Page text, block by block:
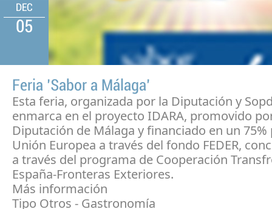
DEC
05
Feria 'Sabor a Málaga'
Esta feria, organizada por la Diputación y
enmarca en el proyecto IDARA, promovido
Diputación de Málaga y financiado en un 75%
Unión Europea a través del fondo FEDER,
a través del programa de Cooperación
España-Fronteras Exteriores.
Más información
Tipo Otros - Gastronomía